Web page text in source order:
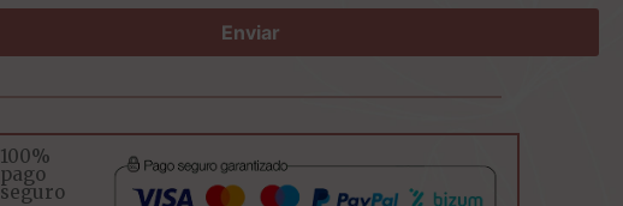
100%
pago
seguro